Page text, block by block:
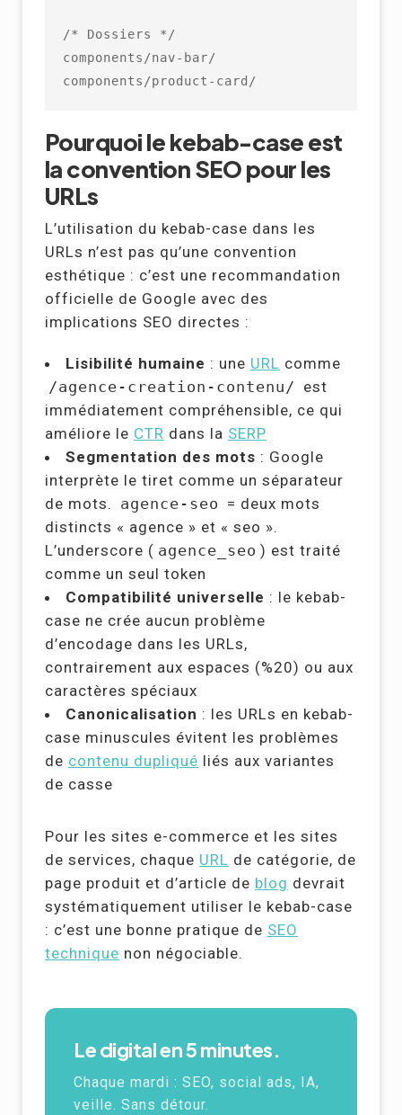
/* Dossiers */
components/nav-bar/
components/product-card/
Pourquoi le kebab-case est
la convention SEO pour les
URLs
L’utilisation du kebab-case dans les
URLs n’est pas qu’une convention
esthétique : c’est une recommandation
officielle de Google avec des
implications SEO directes :
Lisibilité humaine : une URL comme
/agence-creation-contenu/ est
immédiatement compréhensible, ce qui
améliore le CTR dans la SERP
Segmentation des mots : Google
interprète le tiret comme un séparateur
de mots. agence-seo = deux mots
distincts « agence » et « seo ».
L’underscore ( agence_seo ) est traité
comme un seul token
Compatibilité universelle : le kebab-
case ne crée aucun problème
d’encodage dans les URLs,
contrairement aux espaces (%20) ou aux
caractères spéciaux
Canonicalisation : les URLs en kebab-
case minuscules évitent les problèmes
de contenu dupliqué liés aux variantes
de casse
Pour les sites e-commerce et les sites
de services, chaque URL de catégorie, de
page produit et d’article de blog devrait
systématiquement utiliser le kebab-case
: c’est une bonne pratique de SEO
technique non négociable.
Le digital en 5 minutes.
Chaque mardi : SEO, social ads, IA,
veille. Sans détour.